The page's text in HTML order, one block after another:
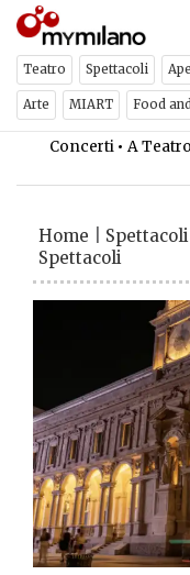
Teatro Spettacoli
Arte MIART Food
Concerti • A Teatro
Home
Spettacoli